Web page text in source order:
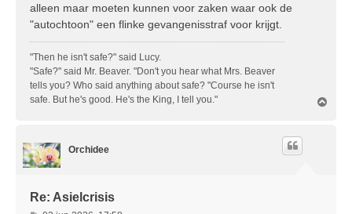
alleen maar moeten kunnen voor zaken waar ook de
"autochtoon" een flinke gevangenisstraf voor krijgt.
"Then he isn't safe?" said Lucy.
"Safe?" said Mr. Beaver. "Don't you hear what Mrs. Beaver
tells you? Who said anything about safe? "Course he isn't
safe. But he's good. He's the King, I tell you."
Orchidee
Re: Asielcrisis